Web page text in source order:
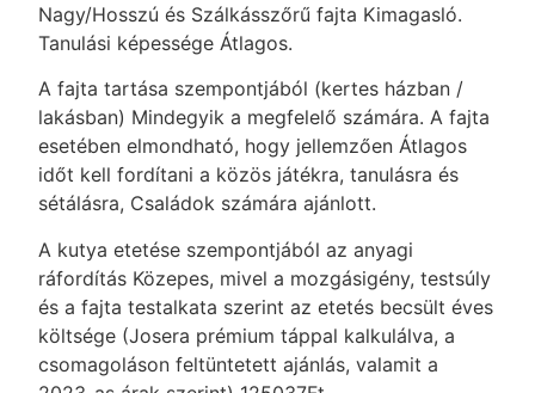
Nagy/Hosszú és Szálkásszőrű fajta Kimagasló.
Tanulási képessége Átlagos.
A fajta tartása szempontjából (kertes házban /
lakásban) Mindegyik a megfelelő számára. A fajta
esetében elmondható, hogy jellemzően Átlagos
időt kell fordítani a közös játékra, tanulásra és
sétálásra, Családok számára ajánlott.
A kutya etetése szempontjából az anyagi
ráfordítás Közepes, mivel a mozgásigény, testsúly
és a fajta testalkata szerint az etetés becsült éves
költsége (Josera prémium táppal kalkulálva, a
csomagoláson feltüntetett ajánlás, valamit a